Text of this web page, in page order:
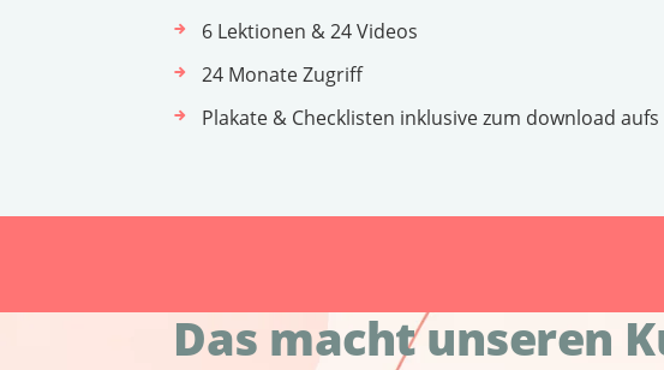
6 Lektionen & 24 Videos
24 Monate Zugriff
Plakate & Checklisten inklusive zum download
Das macht unseren